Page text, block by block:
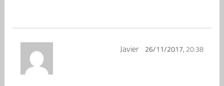
Javier 26/11/2017, 20:38